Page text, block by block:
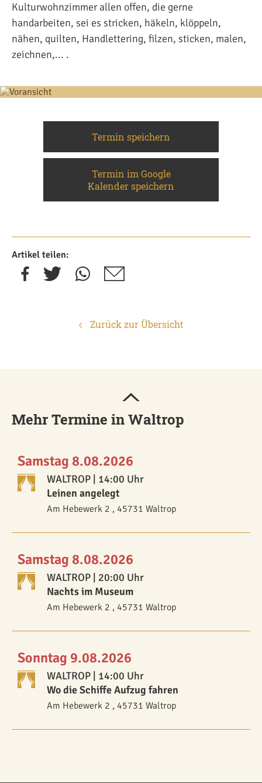
Kulturwohnzimmer allen offen, die gerne
handarbeiten, sei es stricken, häkeln, klöppeln,
nähen, quilten, Handlettering, filzen, sticken, malen,
zeichnen,... .
Termin speichern
Termin im Google
Kalender speichern
Artikel teilen:
Zurück zur Übersicht
Mehr Termine in Waltrop
Samstag 8.08.2026
WALTROP | 14:00 Uhr
Leinen angelegt
Am Hebewerk 2 , 45731 Waltrop
Samstag 8.08.2026
WALTROP | 20:00 Uhr
Nachts im Museum
Am Hebewerk 2 , 45731 Waltrop
Sonntag 9.08.2026
WALTROP | 14:00 Uhr
Wo die Schiffe Aufzug fahren
Am Hebewerk 2 , 45731 Waltrop